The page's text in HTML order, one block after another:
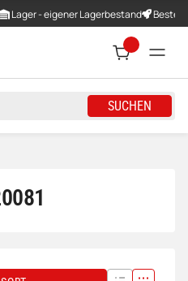
Lager - eigener Lagerbestand
SUCHEN